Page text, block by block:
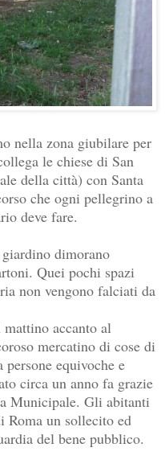
nella zona giubilare per
le chiese di San
della città) con Santa
che ogni pellegrino a
deve fare.
dimorano
Quei pochi spazi
non vengono falciati da
accanto al
mercatino di cose di
equivoche e
circa un anno fa grazie
Municipale. Gli abitanti
Roma un sollecito ed
del bene pubblico.